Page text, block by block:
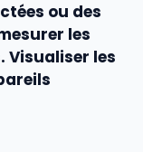
ou des
les
Visualiser les